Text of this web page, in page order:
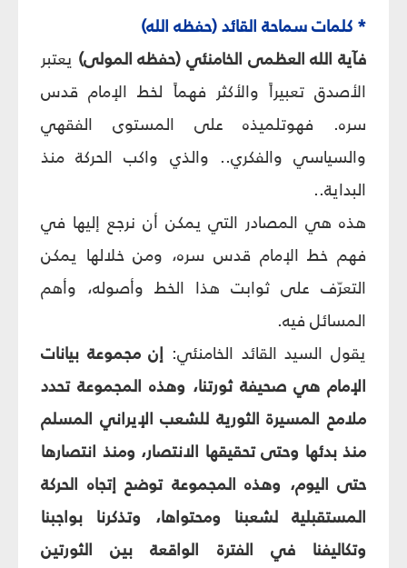
* كلمات سماحة القائد (حفظه الله)
فآية الله العظمى الخامنئي (حفظه المولى) يعتبر
الأصدق تعبيراً والأكثر فهماً لخط الإمام قدس
سره. فهوتلميذه على المستوى الفقهي
والسياسي والفكري.. والذي واكب الحركة منذ
البداية..
هذه هي المصادر التي يمكن أن نرجع إليها في
فهم خط الإمام قدس سره، ومن خلالها يمكن
التعرّف على ثوابت هذا الخط وأصوله، وأهم
المسائل فيه.
يقول السيد القائد الخامنئي: إن مجموعة بيانات
الإمام هي صحيفة ثورتنا، وهذه المجموعة تحدد
ملامح المسيرة الثورية للشعب الإيراني المسلم
منذ بدئها وحتى تحقيقها الانتصار، ومنذ انتصارها
حتى اليوم، وهذه المجموعة توضح إتجاه الحركة
المستقبلية لشعبنا ومحتواها، وتذكرنا بواجبنا
وتكاليفنا في الفترة الواقعة بين الثورتين